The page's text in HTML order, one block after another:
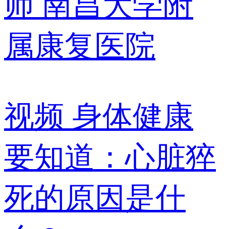
属康复医院
视频 身体健康
要知道：心脏猝
死的原因是什